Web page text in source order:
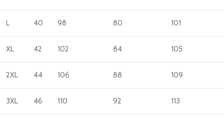
L 40 98 80 101
XL 42 102 84 105
2XL 44 106 88 109
3XL 46 110 92 113